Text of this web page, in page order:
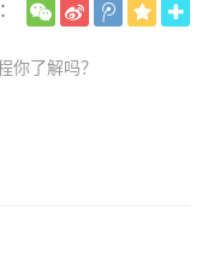
你了解吗？